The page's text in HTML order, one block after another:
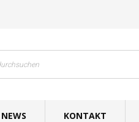
NEWS KONTAKT